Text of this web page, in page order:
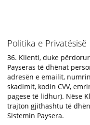
Politika e Privatësisë
36. Klienti, duke
Payseras të dhënat
adresën e emailit,
skadimit, kodin CVV,
pagese të lidhur). Nëse
trajton gjithashtu të
Sistemin Paysera.